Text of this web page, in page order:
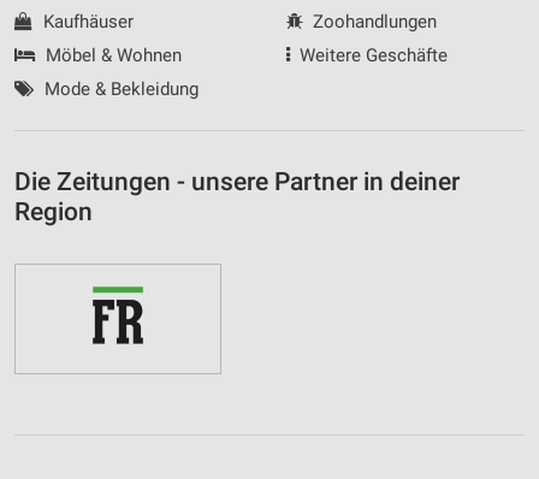
Kaufhäuser
Möbel & Wohnen
Mode & Bekleidung
Zoohandlungen
Weitere Geschäfte
Die Zeitungen - unsere Partner in deiner
Region